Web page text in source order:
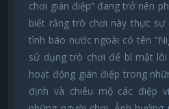
chơi gián điệp” đang trở nên
biết rằng trò chơi này thực
tình báo nước ngoài có tên
sử dụng trò chơi để bí mật
hoạt động gián điệp trong
định và chiêu mộ các điệp